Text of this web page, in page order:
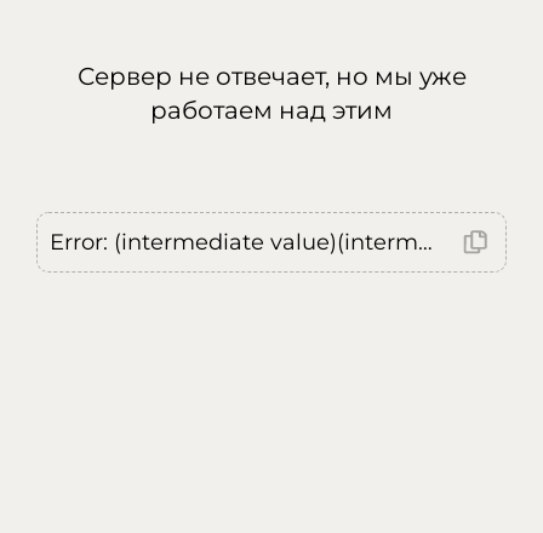
Сервер не отвечает, но мы уже
работаем над этим
Error: (intermediate value)(intermediate value)(intermediate value).replaceAll is not a function